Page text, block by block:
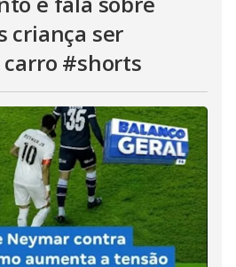
criança ser
#shorts